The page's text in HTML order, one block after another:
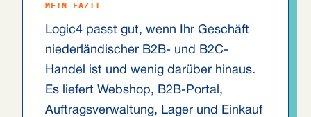
MEIN FAZIT
Logic4 passt gut, wenn Ihr Geschäft
niederländischer B2B- und B2C-
Handel ist und wenig darüber hinaus.
Es liefert Webshop, B2B-Portal,
Auftragsverwaltung, Lager und Einkauf